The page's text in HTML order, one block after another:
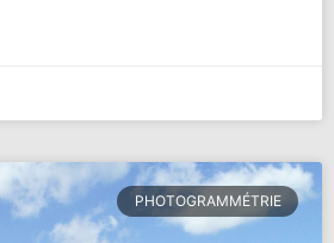
PHOTOGRAMMÉTRIE